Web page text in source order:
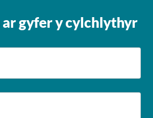
gyfer y cylchlythyr